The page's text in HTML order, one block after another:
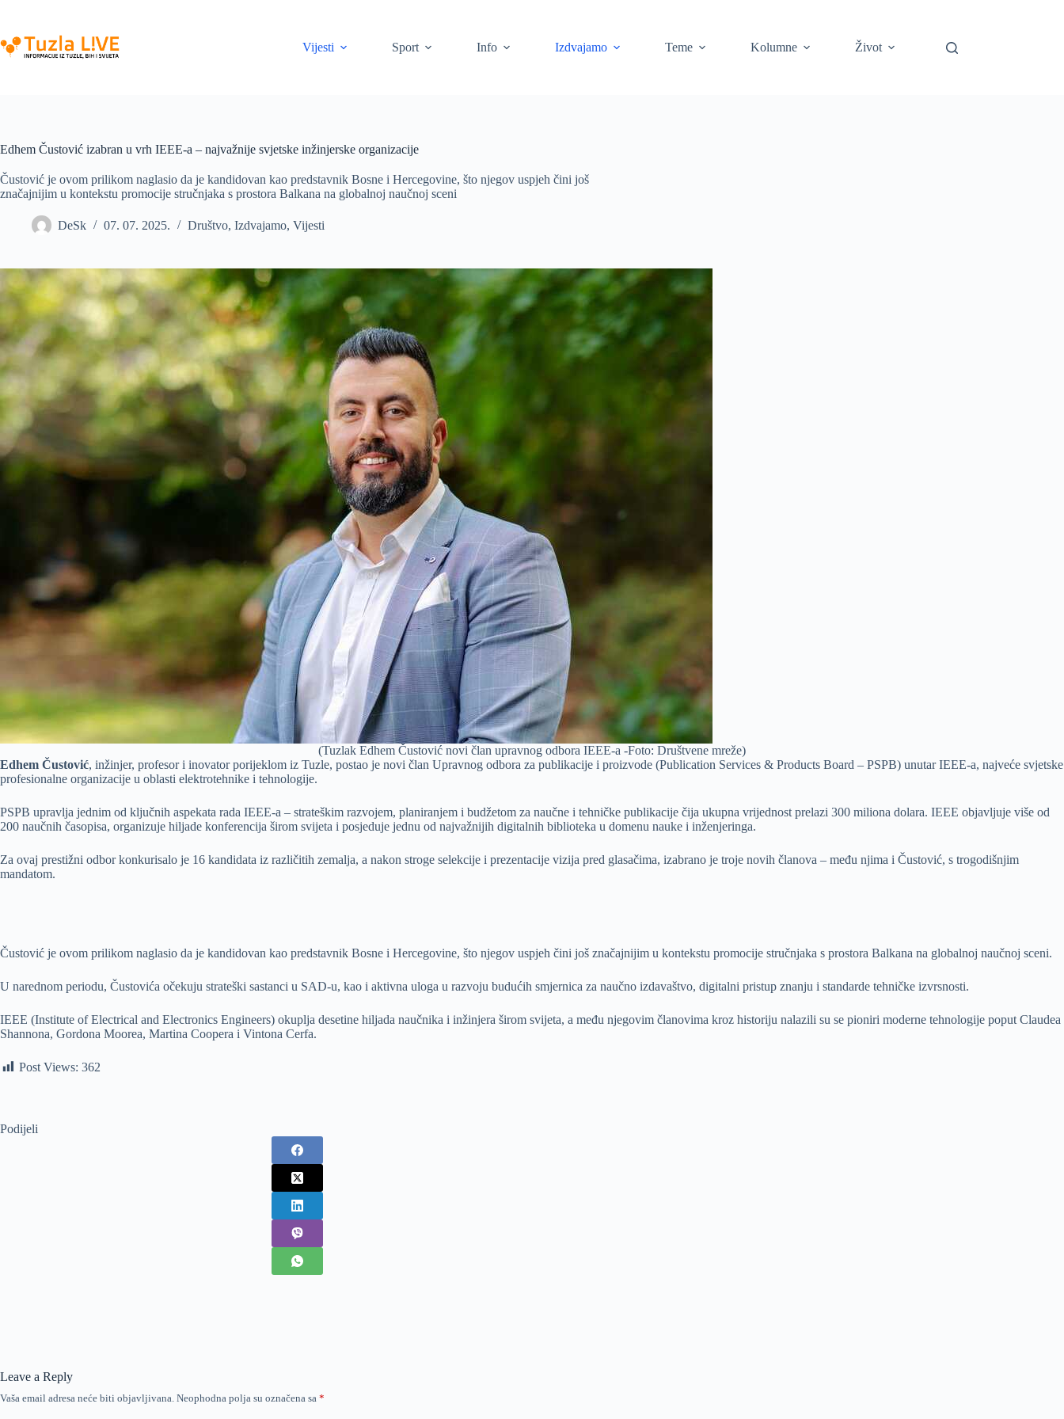
content
Vijesti
Sport Info Izdvajamo Teme Kolumne Život
Edhem Čustović izabran u vrh IEEE-a – najvažnije svjetske inžinjerske organizacije
Čustović je ovom prilikom naglasio da je kandidovan kao predstavnik Bosne i Hercegovine, što njegov uspjeh čini još
značajnijim u kontekstu promocije stručnjaka s prostora Balkana na globalnoj naučnoj sceni
DeSk 07. 07. 2025. Društvo, Izdvajamo, Vijesti
(Tuzlak Edhem Čustović novi član upravnog odbora IEEE-a -Foto: Društvene mreže)
Edhem Čustović, inžinjer, profesor i inovator porijeklom iz Tuzle, postao je novi član Upravnog odbora za publikacije i proizvode (Publication Services & Products Board – PSPB) unutar IEEE-a, najveće svjetske
profesionalne organizacije u oblasti elektrotehnike i tehnologije.
PSPB upravlja jednim od ključnih aspekata rada IEEE-a – strateškim razvojem, planiranjem i budžetom za naučne i tehničke publikacije čija ukupna vrijednost prelazi 300 miliona dolara. IEEE objavljuje više od
200 naučnih časopisa, organizuje hiljade konferencija širom svijeta i posjeduje jednu od najvažnijih digitalnih biblioteka u domenu nauke i inženjeringa.
Za ovaj prestižni odbor konkurisalo je 16 kandidata iz različitih zemalja, a nakon stroge selekcije i prezentacije vizija pred glasačima, izabrano je troje novih članova – među njima i Čustović, s trogodišnjim
mandatom.
Čustović je ovom prilikom naglasio da je kandidovan kao predstavnik Bosne i Hercegovine, što njegov uspjeh čini još značajnijim u kontekstu promocije stručnjaka s prostora Balkana na globalnoj naučnoj sceni.
U narednom periodu, Čustovića očekuju strateški sastanci u SAD-u, kao i aktivna uloga u razvoju budućih smjernica za naučno izdavaštvo, digitalni pristup znanju i standarde tehničke izvrsnosti.
IEEE (Institute of Electrical and Electronics Engineers) okuplja desetine hiljada naučnika i inžinjera širom svijeta, a među njegovim članovima kroz historiju nalazili su se pioniri moderne tehnologije poput Claudea
Shannona, Gordona Moorea, Martina Coopera i Vintona Cerfa.
Post Views: 362
Podijeli
Leave a Reply
Vaša email adresa neće biti objavljivana. Neophodna polja su označena sa *